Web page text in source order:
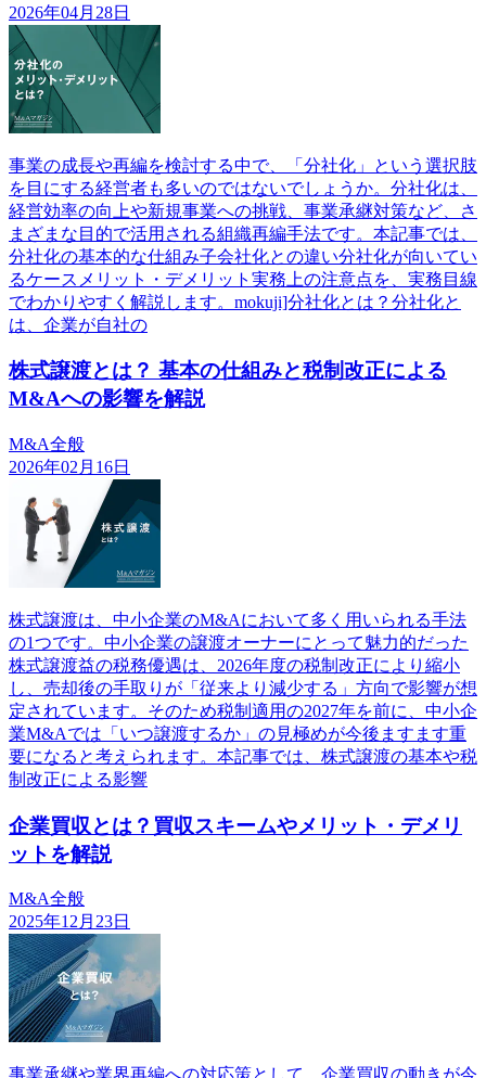
2026年04月28日
事業の成長や再編を検討する中で、「分社化」という選択肢
を目にする経営者も多いのではないでしょうか。分社化は、
経営効率の向上や新規事業への挑戦、事業承継対策など、さ
まざまな目的で活用される組織再編手法です。本記事では、
分社化の基本的な仕組み子会社化との違い分社化が向いてい
るケースメリット・デメリット実務上の注意点を、実務目線
でわかりやすく解説します。mokuji]分社化とは？分社化と
は、企業が自社の
株式譲渡とは？ 基本の仕組みと税制改正による
M&Aへの影響を解説
M&A全般
2026年02月16日
株式譲渡は、中小企業のM&Aにおいて多く用いられる手法
の1つです。中小企業の譲渡オーナーにとって魅力的だった
株式譲渡益の税務優遇は、2026年度の税制改正により縮小
し、売却後の手取りが「従来より減少する」方向で影響が想
定されています。そのため税制適用の2027年を前に、中小企
業M&Aでは「いつ譲渡するか」の見極めが今後ますます重
要になると考えられます。本記事では、株式譲渡の基本や税
制改正による影響
企業買収とは？買収スキームやメリット・デメリ
ットを解説
M&A全般
2025年12月23日